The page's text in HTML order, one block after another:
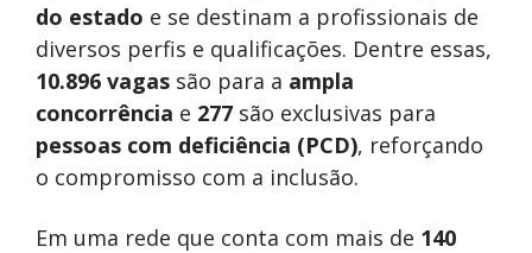
do estado e se destinam a profissionais de
diversos perfis e qualificações. Dentre essas,
10.896 vagas são para a ampla
concorrência e 277 são exclusivas para
pessoas com deficiência (PCD), reforçando
o compromisso com a inclusão.
Em uma rede que conta com mais de 140